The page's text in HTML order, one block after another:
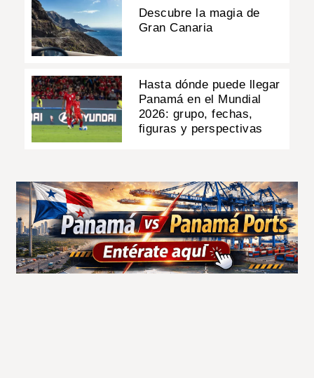
Descubre la magia de
Gran Canaria
Hasta dónde puede llegar
Panamá en el Mundial
2026: grupo, fechas,
figuras y perspectivas